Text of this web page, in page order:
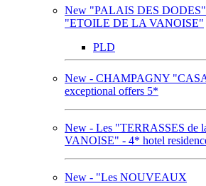
New "PALAIS DES DODES"
"ETOILE DE LA VANOISE"
PLD
New - CHAMPAGNY
exceptional offers 5*
New - Les "TERRASSES de
VANOISE" - 4* hotel
New - "Les NOUVEAUX